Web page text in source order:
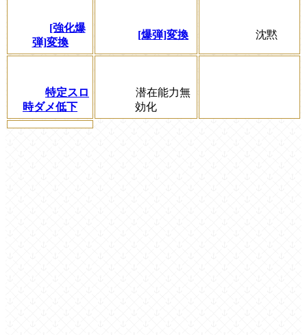
[強化爆
弾]変換
[爆弾]変換 沈黙
特定スロ
時ダメ低下
潜在能力無
効化